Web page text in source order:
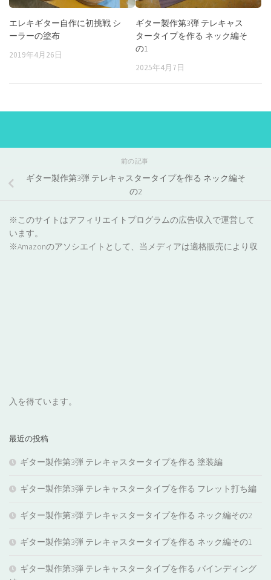
エレキギター自作に初挑戦 シ
ーラーの塗布
2019年4月26日
ギター製作第3弾 テレキャス
タータイプを作る ネック編そ
の1
2025年4月7日
前の記事
ギター製作第3弾 テレキャスタータイプを作る ネック編そ
の2
※このサイトはアフィリエイトプログラムの広告収入で運営して
います。
※Amazonのアソシエイトとして、当メディアは適格販売により収
入を得ています。
最近の投稿
ギター製作第3弾 テレキャスタータイプを作る 塗装編
ギター製作第3弾 テレキャスタータイプを作る フレット打ち編
ギター製作第3弾 テレキャスタータイプを作る ネック編その2
ギター製作第3弾 テレキャスタータイプを作る ネック編その1
ギター製作第3弾 テレキャスタータイプを作る バインディング